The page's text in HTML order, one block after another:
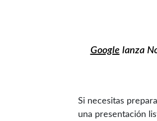
Google lanza
Si necesitas
una presentación